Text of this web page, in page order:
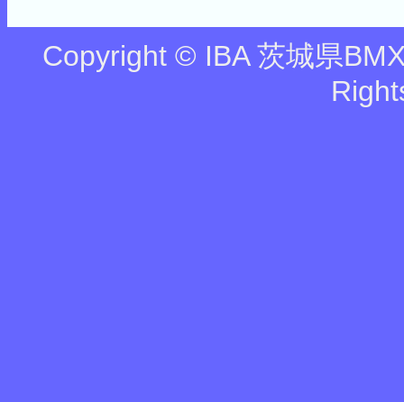
Copyright © IBA 茨城県